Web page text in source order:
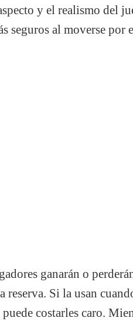
y el realismo del
seguros al moverse por
ganarán o
reserva. Si la usan
costarles caro.